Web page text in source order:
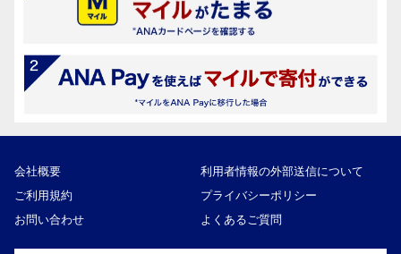
会社概要
利用者情報の外部送信について
ご利用規約
プライバシーポリシー
お問い合わせ
よくあるご質問